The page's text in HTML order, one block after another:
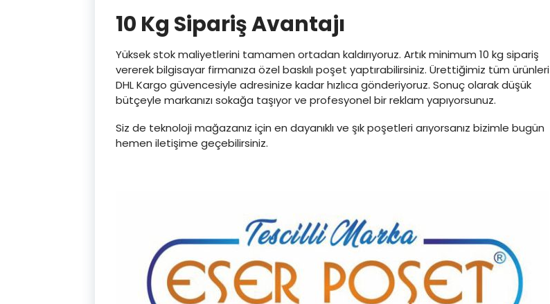
10 Kg Sipariş Avantajı
Yüksek stok maliyetlerini tamamen ortadan kaldırıyoruz. Artık minimum 10 kg sipariş
vererek bilgisayar firmanıza özel baskılı poşet yaptırabilirsiniz. Ürettiğimiz tüm ürünleri
DHL Kargo güvencesiyle adresinize kadar hızlıca gönderiyoruz. Sonuç olarak düşük
bütçeyle markanızı sokağa taşıyor ve profesyonel bir reklam yapıyorsunuz.
Siz de teknoloji mağazanız için en dayanıklı ve şık poşetleri arıyorsanız bizimle bugün
hemen iletişime geçebilirsiniz.